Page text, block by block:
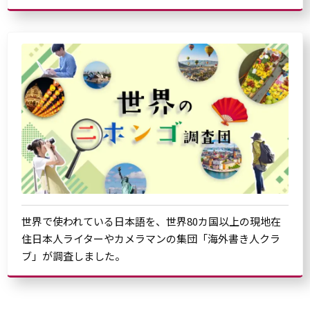
世界で使われている日本語を、世界80カ国以上の現地在
住日本人ライターやカメラマンの集団「海外書き人クラ
ブ」が調査しました。